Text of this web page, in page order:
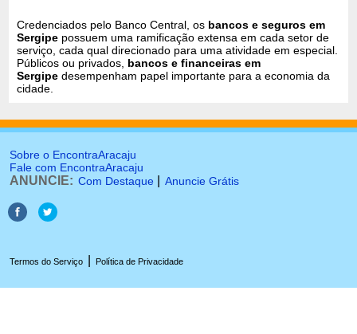
Credenciados pelo Banco Central, os bancos e seguros em
Sergipe possuem uma ramificação extensa em cada setor de
serviço, cada qual direcionado para uma atividade em especial.
Públicos ou privados, bancos e financeiras em
Sergipe desempenham papel importante para a economia da
cidade.
Sobre o EncontraAracaju
Fale com EncontraAracaju
ANUNCIE: Com Destaque Anuncie Grátis
Termos do Serviço Política de Privacidade